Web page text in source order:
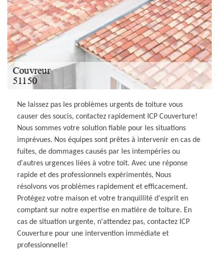
Ne laissez pas les problèmes urgents de toiture vous
causer des soucis, contactez rapidement ICP Couverture!
Nous sommes votre solution fiable pour les situations
imprévues. Nos équipes sont prêtes à intervenir en cas de
fuites, de dommages causés par les intempéries ou
d'autres urgences liées à votre toit. Avec une réponse
rapide et des professionnels expérimentés, Nous
résolvons vos problèmes rapidement et efficacement.
Protégez votre maison et votre tranquillité d'esprit en
comptant sur notre expertise en matière de toiture. En
cas de situation urgente, n'attendez pas, contactez ICP
Couverture pour une intervention immédiate et
professionnelle!